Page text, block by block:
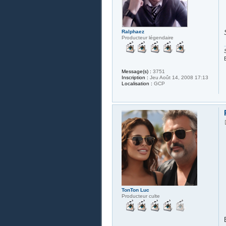
Ralphaez
Producteur légendaire
Message(s) : 3751
Inscription : Jeu Août 14, 2008 17:13
Localisation : GCP
TonTon Luc
Producteur culte